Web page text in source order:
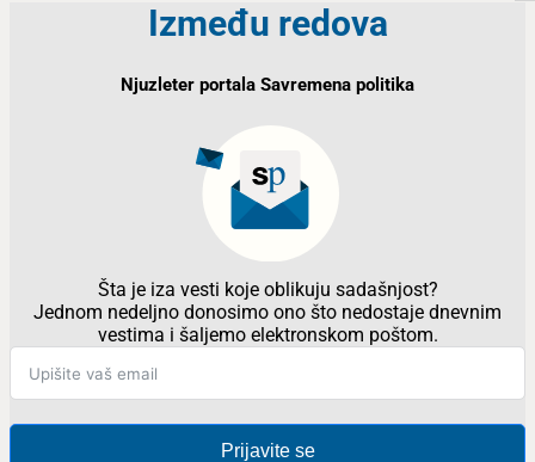
Između redova
Njuzleter portala Savremena politika
Šta je iza vesti koje oblikuju sadašnjost?
Jednom nedeljno donosimo ono što nedostaje dnevnim
vestima i šaljemo elektronskom poštom.
Prijavite se